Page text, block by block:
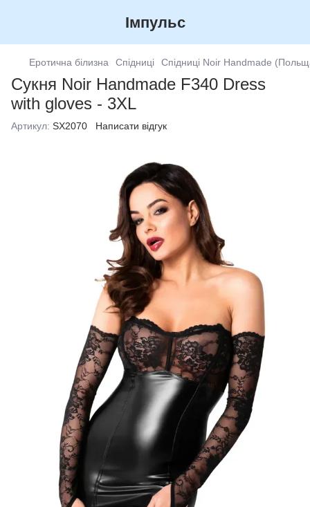
Імпульс
Еротична білизна Спідниці Спідниці Noir Handmade
Сукня Noir Handmade F340 Dress
with gloves - 3XL
Артикул: SX2070 Написати відгук